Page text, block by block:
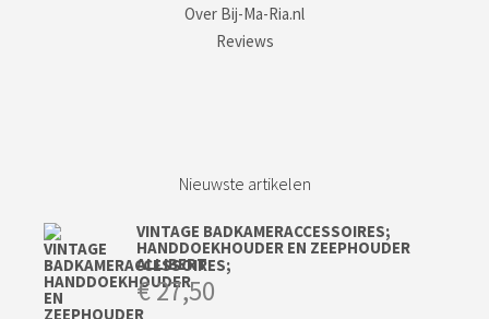
Over Bij-Ma-Ria.nl
Reviews
Nieuwste artikelen
VINTAGE BADKAMERACCESSOIRES;
HANDDOEKHOUDER EN ZEEPHOUDER
ALLIBERT
€27,50